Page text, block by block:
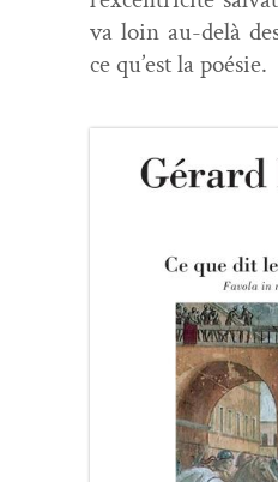
va loin au-delà
ce qu’est la poésie.